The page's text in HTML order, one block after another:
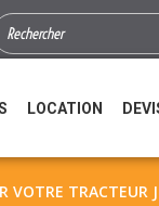
LOCATION
VOTRE TRACTEUR